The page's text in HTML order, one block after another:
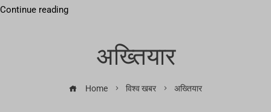
Continue reading
अख्तियार
Home विश्व खबर अख्तियार